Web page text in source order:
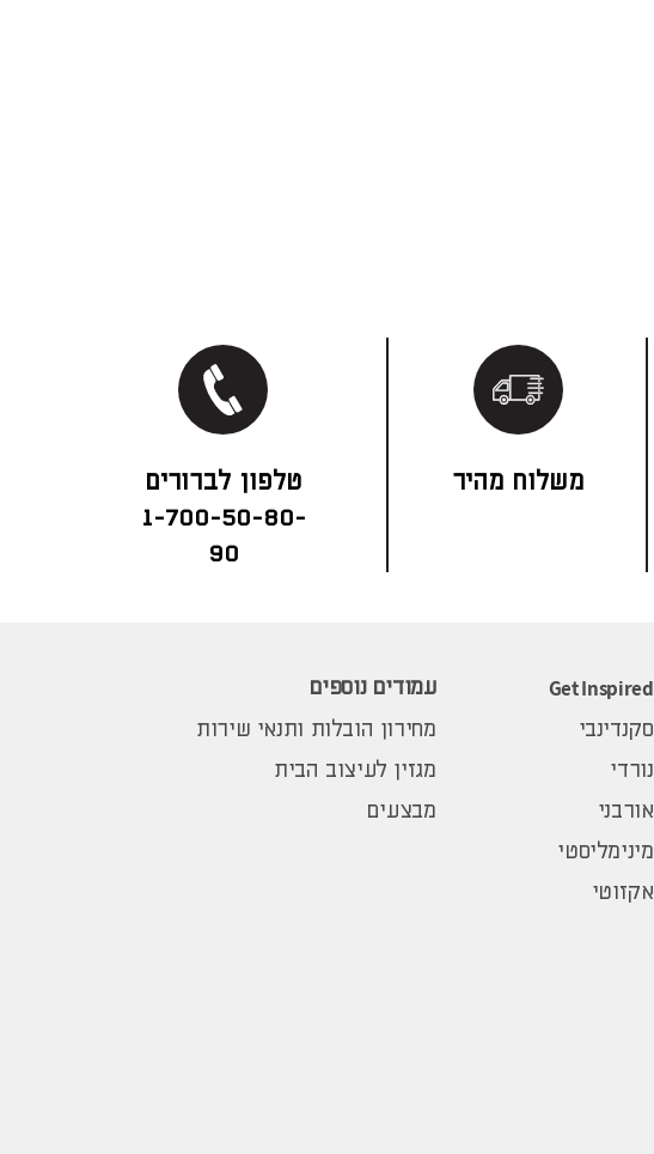
משלוח מהיר
1-700-50-80-
90
Get Inspired
סקנדינבי
נורדי
אורבני
מינימליסטי
אקזוטי
עמודים נוספים
מחירון הובלות ותנאי שירות
מגזין לעיצוב הבית
מבצעים